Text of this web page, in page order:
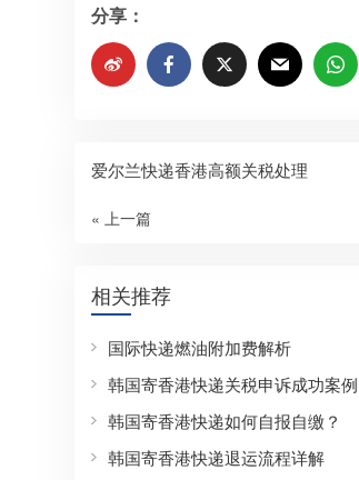
分享：
爱尔兰快递香港高额关税处理
« 上一篇
相关推荐
国际快递燃油附加费解析
韩国寄香港快递关税申诉成功案例
韩国寄香港快递如何自报自缴？
韩国寄香港快递退运流程详解